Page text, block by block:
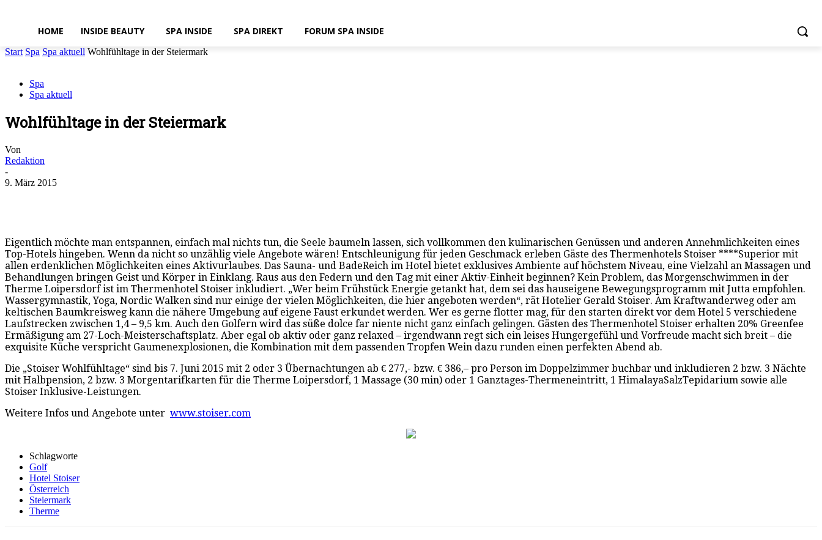
HOME INSIDE BEAUTY SPA INSIDE SPA DIREKT FORUM SPA INSIDE
Start Spa Spa aktuell Wohlfühltage in der Steiermark
Spa
Spa aktuell
Wohlfühltage in der Steiermark
Von
Redaktion
-
9. März 2015
Eigentlich möchte man entspannen, einfach mal nichts tun, die Seele baumeln lassen, sich vollkommen den kulinarischen Genüssen und anderen Annehmlichkeiten eines
Top-Hotels hingeben. Wenn da nicht so unzählig viele Angebote wären! Entschleunigung für jeden Geschmack erleben Gäste des Thermenhotels Stoiser ****Superior mit
allen erdenklichen Möglichkeiten eines Aktivurlaubes. Das Sauna- und BadeReich im Hotel bietet exklusives Ambiente auf höchstem Niveau, eine Vielzahl an Massagen und
Behandlungen bringen Geist und Körper in Einklang. Raus aus den Federn und den Tag mit einer Aktiv-Einheit beginnen? Kein Problem, das Morgenschwimmen in der
Therme Loipersdorf ist im Thermenhotel Stoiser inkludiert. „Wer beim Frühstück Energie getankt hat, dem sei das hauseigene Bewegungsprogramm mit Jutta empfohlen.
Wassergymnastik, Yoga, Nordic Walken sind nur einige der vielen Möglichkeiten, die hier angeboten werden“, rät Hotelier Gerald Stoiser. Am Kraftwanderweg oder am
keltischen Baumkreisweg kann die nähere Umgebung auf eigene Faust erkundet werden. Wer es gerne flotter mag, für den starten direkt vor dem Hotel 5 verschiedene
Laufstrecken zwischen 1,4 – 9,5 km. Auch den Golfern wird das süße dolce far niente nicht ganz einfach gelingen. Gästen des Thermenhotel Stoiser erhalten 20% Greenfee
Ermäßigung am 27-Loch-Meisterschaftsplatz. Aber egal ob aktiv oder ganz relaxed – irgendwann regt sich ein leises Hungergefühl und Vorfreude macht sich breit – die
exquisite Küche verspricht Gaumenexplosionen, die Kombination mit dem passenden Tropfen Wein dazu runden einen perfekten Abend ab.
Die „Stoiser Wohlfühltage“ sind bis 7. Juni 2015 mit 2 oder 3 Übernachtungen ab € 277,- bzw. € 386,– pro Person im Doppelzimmer buchbar und inkludieren 2 bzw. 3 Nächte
mit Halbpension, 2 bzw. 3 Morgentarifkarten für die Therme Loipersdorf, 1 Massage (30 min) oder 1 Ganztages-Thermeneintritt, 1 HimalayaSalzTepidarium sowie alle
Stoiser Inklusive-Leistungen.
Weitere Infos und Angebote unter www.stoiser.com
Schlagworte
Golf
Hotel Stoiser
Österreich
Steiermark
Therme